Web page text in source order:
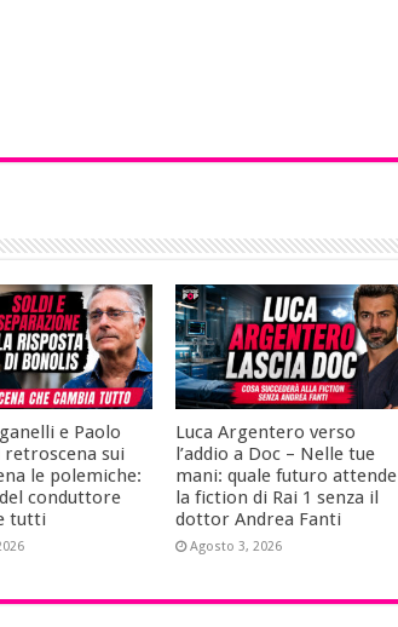
e Paolo
retroscena sui
le polemiche:
conduttore
tutti
Luca Argentero verso
l’addio a Doc – Nelle tue
mani: quale futuro attende
la fiction di Rai 1 senza il
dottor Andrea Fanti
Agosto 3, 2026